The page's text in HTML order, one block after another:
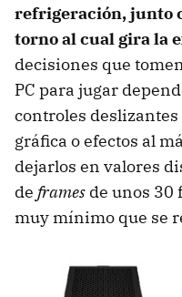
refrigeración, junto
torno al cual gira la
decisiones que
PC para jugar
controles
gráfica o efectos al
dejarlos en valores
de frames de unos 30
muy mínimo que se